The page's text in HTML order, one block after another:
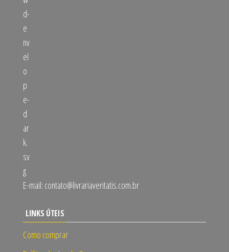
E-mail: contato@livrariaveritatis.com.br
LINKS ÚTEIS
Como comprar